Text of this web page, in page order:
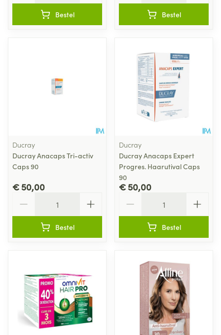
Bestel Bestel
Ducray
Ducray Anacaps Tri-activ
Caps 90
€ 50,00
Bestel
Ducray
Ducray Anacaps Expert
Progres. Haarutival Caps
90
€ 50,00
Bestel